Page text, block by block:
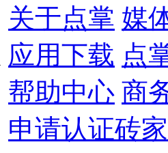
关于点掌 媒
应用下载 点
帮助中心 商
申请认证砖家